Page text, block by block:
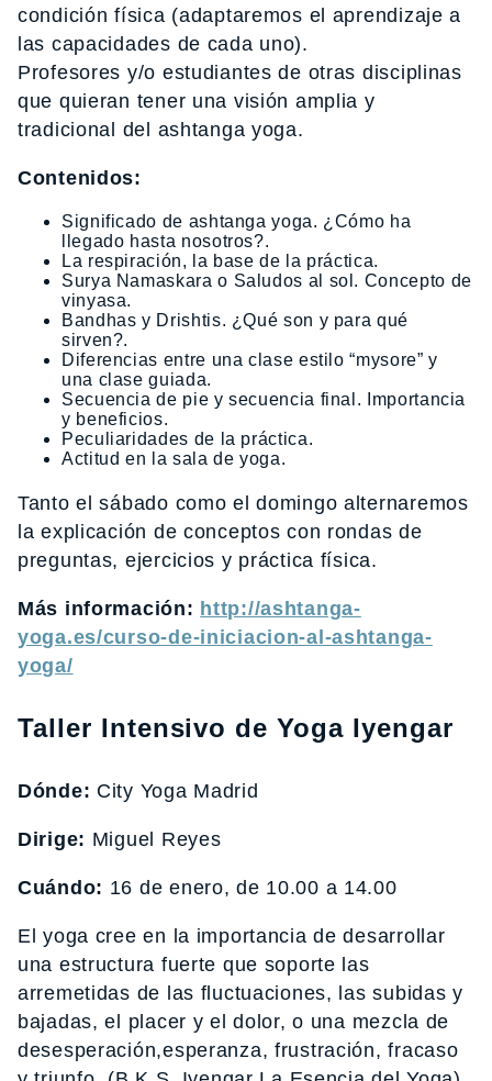
condición física (adaptaremos el aprendizaje a
las capacidades de cada uno).
Profesores y/o estudiantes de otras disciplinas
que quieran tener una visión amplia y
tradicional del ashtanga yoga.
Contenidos:
Significado de ashtanga yoga. ¿Cómo ha
llegado hasta nosotros?.
La respiración, la base de la práctica.
Surya Namaskara o Saludos al sol. Concepto de
vinyasa.
Bandhas y Drishtis. ¿Qué son y para qué
sirven?.
Diferencias entre una clase estilo “mysore” y
una clase guiada.
Secuencia de pie y secuencia final. Importancia
y beneficios.
Peculiaridades de la práctica.
Actitud en la sala de yoga.
Tanto el sábado como el domingo alternaremos
la explicación de conceptos con rondas de
preguntas, ejercicios y práctica física.
Más información: http://ashtanga-
yoga.es/curso-de-iniciacion-al-ashtanga-
yoga/
Taller Intensivo de Yoga Iyengar
Dónde: City Yoga Madrid
Dirige: Miguel Reyes
Cuándo: 16 de enero, de 10.00 a 14.00
El yoga cree en la importancia de desarrollar
una estructura fuerte que soporte las
arremetidas de las fluctuaciones, las subidas y
bajadas, el placer y el dolor, o una mezcla de
desesperación,esperanza, frustración, fracaso